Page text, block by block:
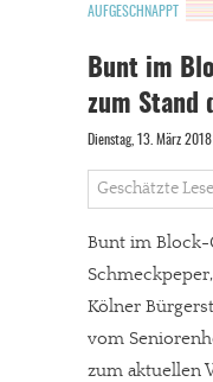
AUFGESCHNAPPT
Bunt im
zum Stand
Dienstag, 13. März
Geschätzte
Bunt im Block-
Kölner
vom
zum aktuellen